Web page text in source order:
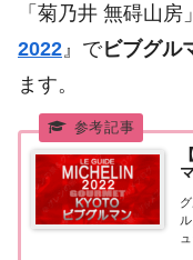
「菊乃井 無碍山房
2022 』でビブグル
ます。